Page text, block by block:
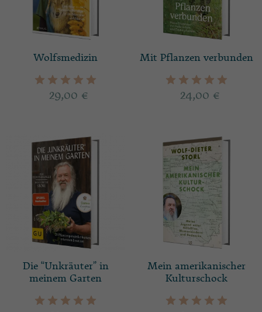
Wolfsmedizin
29,00 €
Mit Pflanzen verbunden
24,00 €
Die “Unkräuter” in
meinem Garten
Mein amerikanischer
Kulturschock